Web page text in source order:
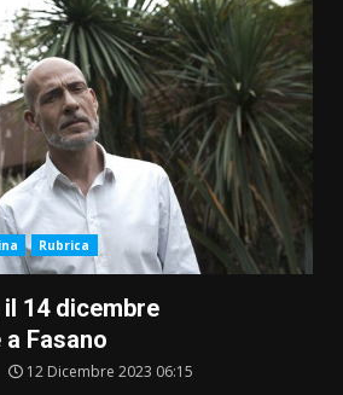
Rubrica
14 dicembre
a Fasano
12 Dicembre 2023 06:15